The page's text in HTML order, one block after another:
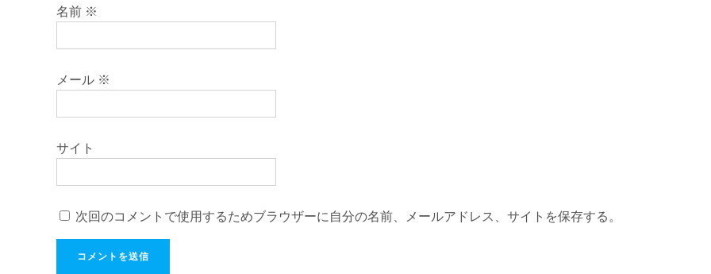
名前 ※
メール ※
サイト
次回のコメントで使用するためブラウザーに自分の名前、メールアドレス、サイトを保存する。